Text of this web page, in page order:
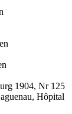
1904, Nr 125
Hôpital